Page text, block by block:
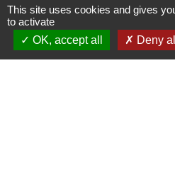
Liste de pièces
file_downloadSDIS71-LE BON
(PDF - 967.75 kB)
This site uses cookies and gives
to activate
OK, accept all
Deny